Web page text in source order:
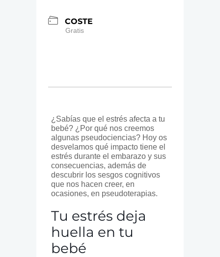
COSTE
Gratis
¿Sabías que el estrés afecta a tu
bebé? ¿Por qué nos creemos
algunas pseudociencias? Hoy os
desvelamos qué impacto tiene el
estrés durante el embarazo y sus
consecuencias, además de
descubrir los sesgos cognitivos
que nos hacen creer, en
ocasiones, en pseudoterapias.
Tu estrés deja
huella en tu
bebé